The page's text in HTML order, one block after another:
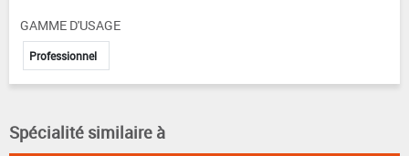
GAMME D'USAGE
Professionnel
Spécialité similaire à